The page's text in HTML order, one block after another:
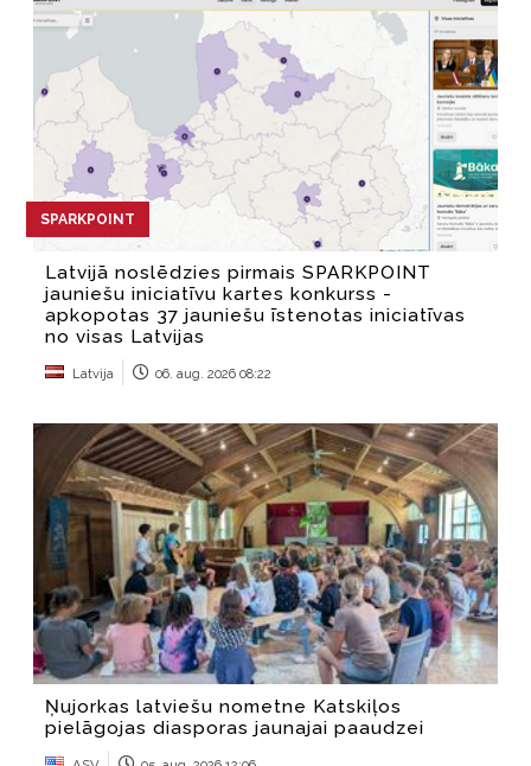
SPARKPOINT
Latvijā noslēdzies pirmais SPARKPOINT
jauniešu iniciatīvu kartes konkurss -
apkopotas 37 jauniešu īstenotas iniciatīvas
no visas Latvijas
Latvija 06. aug. 2026 08:22
Ņujorkas latviešu nometne Katskiļos
pielāgojas diasporas jaunajai paaudzei